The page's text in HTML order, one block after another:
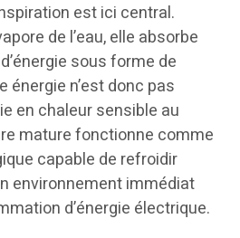
est ici central.
de l’eau, elle absorbe
sous forme de
énergie n’est donc pas
en chaleur sensible au
mature fonctionne comme
capable de refroidir
environnement immédiat
d’énergie électrique.